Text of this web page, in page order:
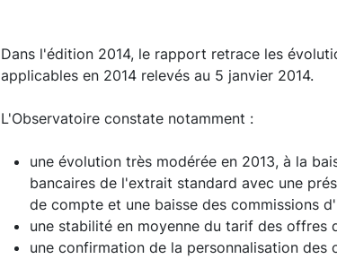
Dans l'édition 2014, le rapport retrace les
applicables en 2014 relevés au 5 janvier 2014.
L'Observatoire constate notamment :
une évolution très modérée en 2013, à la
bancaires de l'extrait standard avec une
de compte et une baisse des commissions
une stabilité en moyenne du tarif des offres
une confirmation de la personnalisation